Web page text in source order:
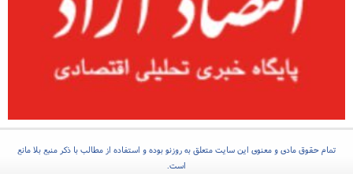
تمام حقوق مادی و معنوی این سایت متعلق به روزنو بوده و استفاده از مطالب با ذکر منبع بلا مانع
است.